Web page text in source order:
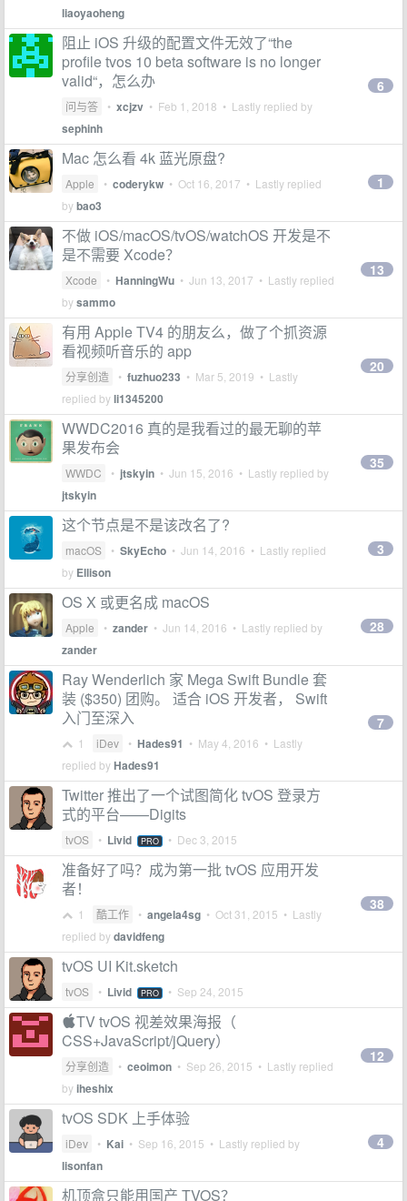
liaoyaoheng
阻止 iOS 升级的配置文件无效了“the
profile tvos 10 beta software is no longer
valid“，怎么办
问与答 • xcjzv • Feb 1, 2018 • Lastly replied by
sephinh
6
Mac 怎么看 4k 蓝光原盘?
Apple • coderykw • Oct 16, 2017 • Lastly replied
bybao3
1
不做 iOS/macOS/tvOS/watchOS 开发是不
是不需要 Xcode？
Xcode • HanningWu • Jun 13, 2017 • Lastly replied
bysammo
13
有用 Apple TV4 的朋友么，做了个抓资源
看视频听音乐的 app
分享创造 • fuzhuo233 • Mar 5, 2019 • Lastly
replied byli1345200
20
WWDC2016 真的是我看过的最无聊的苹
果发布会
WWDC • jtskyin • Jun 15, 2016 • Lastly replied by
jtskyin
35
这个节点是不是该改名了?
macOS • SkyEcho • Jun 14, 2016 • Lastly replied
by Ellison
3
OS X 或更名成 macOS
Apple • zander • Jun 14, 2016 • Lastly replied by
zander
28
Ray Wenderlich 家 Mega Swift Bundle 套
装 ($350) 团购。 适合 iOS 开发者， Swift
入门至深入
1 iDev • Hades91 • May 4, 2016 • Lastly
replied byHades91
7
Twitter 推出了一个试图简化 tvOS 登录方
式的平台——Digits
tvOS • Livid PRO • Dec 3, 2015
准备好了吗？成为第一批 tvOS 应用开发
者！
1 酷工作 • angela4sg • Oct 31, 2015 • Lastly
replied bydavidfeng
38
tvOS UI Kit.sketch
tvOS • Livid PRO • Sep 24, 2015
TV tvOS 视差效果海报（
CSS+JavaScript/jQuery）
分享创造 • ceoimon • Sep 26, 2015 • Lastly replied
byiheshix
12
tvOS SDK 上手体验
iDev • Kai • Sep 16, 2015 • Lastly replied by
lisonfan
4
机顶盒只能用国产 TVOS？